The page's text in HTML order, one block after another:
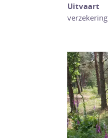
Uitvaart
verzekering